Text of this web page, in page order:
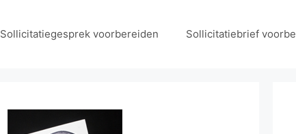
Sollicitatiegesprek voorbereiden Sollicitatiebrief